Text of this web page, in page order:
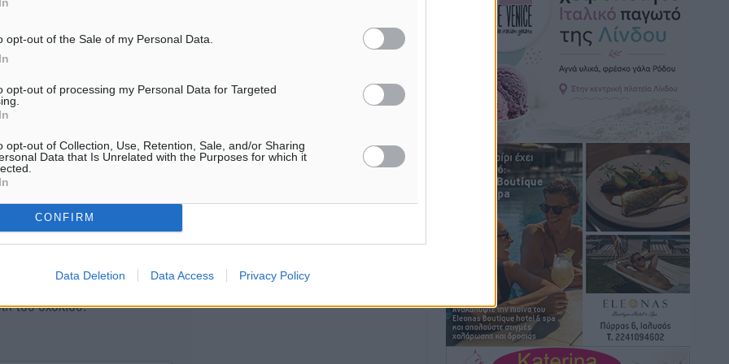
opt-out of the Sale of my Personal Data.
opt-out of processing my Personal Data for Targeted
opt-out of Collection, Use, Retention, Sale, and/or Sharing
Data that Is Unrelated with the Purposes for which it
CONFIRM
Data Deletion Data Access Privacy Policy
Η Δημοκρατική δεν υιοθετεί
όποια σχόλια θεωρούμε
Χρήστες που δεν τηρούν
του σχολίου.
Για την μερική αναπαραγωγή της
είναι απαραίτητη η χρήση του
παρακάτω παρεχόμενου
άρθρο της Δημοκρατικής.
Κικίλιας: Μειώθηκαν κατά 34% οι
μεταναστευτικές ροές στα θαλάσσια
σύνορα
• πριν 12 ώρες
Κως: Γερμανός τουρίστας κέρδισε
αποζημίωση 900 ευρώ επειδή δεν
βρήκε ξαπλώστρες στις οικογενειακές
διακοπές του
Τοπικές Ειδήσεις πριν 12 ώρες
Ο γεωεντοπισμός μέσω 112 «έσωσε»
Δανό περιπατητή στη Ρόδο
Τοπικές Ειδήσεις• πριν 12 ώρες
Σύμη: Ανασύρθηκε σορός άνδρα –